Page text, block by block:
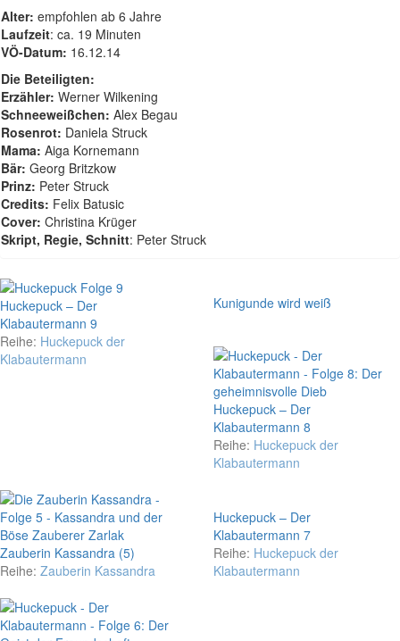
Alter: empfohlen ab 6 Jahre
Laufzeit: ca. 19 Minuten
VÖ-Datum: 16.12.14
Die Beteiligten:
Erzähler: Werner Wilkening
Schneeweißchen: Alex Begau
Rosenrot: Daniela Struck
Mama: Aiga Kornemann
Bär: Georg Britzkow
Prinz: Peter Struck
Credits: Felix Batusic
Cover: Christina Krüger
Skript, Regie, Schnitt: Peter Struck
Huckepuck – Der
Klabautermann 9
Reihe: Huckepuck der
Klabautermann
Kunigunde wird weiß
Huckepuck – Der
Klabautermann 8
Reihe: Huckepuck der
Klabautermann
Zauberin Kassandra (5)
Reihe: Zauberin Kassandra
Huckepuck – Der
Klabautermann 7
Reihe: Huckepuck der
Klabautermann